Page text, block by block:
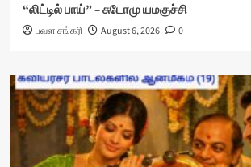
“லிட்டில் பாய்” – சுடோமு யமகுச்சி
பவள சங்கரி August 6, 2026 0